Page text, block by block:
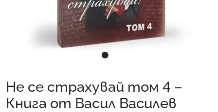
Не се страхувай том 4 –
Книга от Васил Василев